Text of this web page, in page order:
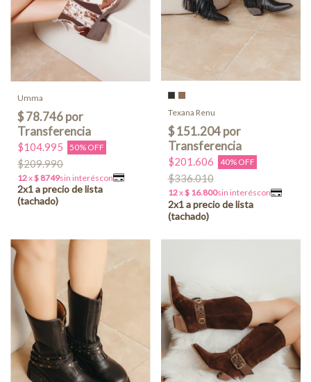
Umma
$104.995 50% OFF
$209.990
Texana Renu
$201.606 40% OFF
$336.010